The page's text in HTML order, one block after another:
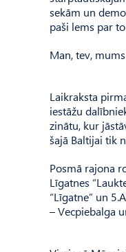
sekām un
paši lems par
Man, tev,
Laikraksta
iestāžu
zinātu, kur
šajā Baltijai tik
Posmā rajona
Līgatnes
“Līgatne” un
– Vecpiebalga